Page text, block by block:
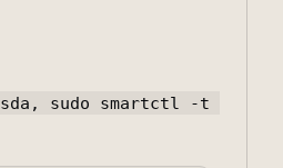
sudo smartctl -t